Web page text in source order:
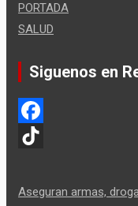
PORTADA
SALUD
Siguenos en
F
c
Aseguran armas,